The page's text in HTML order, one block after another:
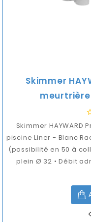
Skimmer
Skimmer
piscine Liner - Blanc
(possibilité en 50 à
plein Ø 32 • Débit